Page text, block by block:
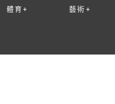
體育+ 藝術+